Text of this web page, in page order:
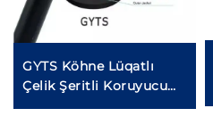
GYTS Köhne Lüqatlı
Çelik Şeritli Koruyucu
(CST) Kabeli